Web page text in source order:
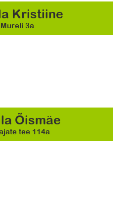
Kristiine
Mureli 3a
Õismäe
tee 114a